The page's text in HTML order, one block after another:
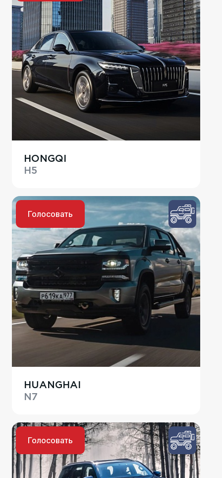
HONGQI
H5
Голосовать
HUANGHAI
N7
Голосовать